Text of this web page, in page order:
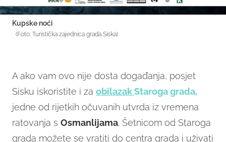
Kupske noći
(Foto: Turistička zajednica grada Siska)
A ako vam ovo nije dosta događanja, posjet
Sisku iskoristite i za obilazakStaroga grada,
jedne od rijetkih očuvanih utvrda iz vremena
ratovanja s Osmanlijama. Šetnicom od Staroga
grada možete se vratiti do centra grada i uživati